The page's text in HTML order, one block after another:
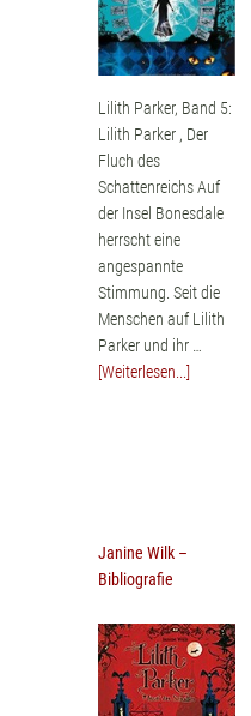
Lilith Parker, Band 5:
Lilith Parker , Der
Fluch des
Schattenreichs Auf
der Insel Bonesdale
herrscht eine
angespannte
Stimmung. Seit die
Menschen auf Lilith
Parker und ihr …
[Weiterlesen...]
Janine Wilk –
Bibliografie